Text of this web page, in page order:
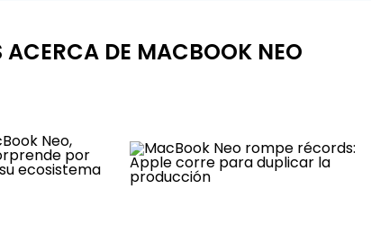
DE MACBOOK NEO